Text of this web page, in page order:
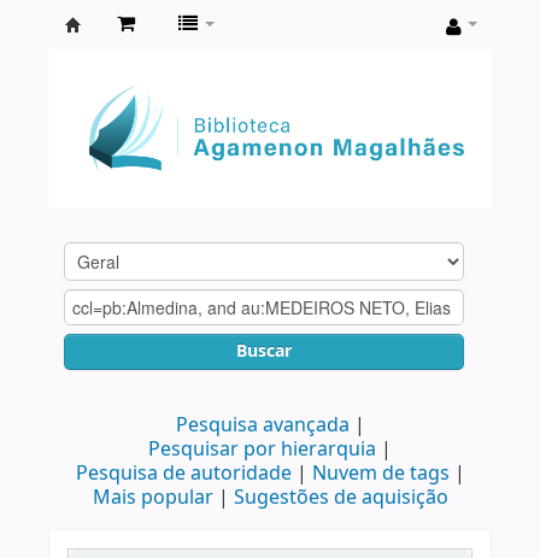
Agamenon
Magalhães
Buscar
Pesquisa avançada
Pesquisar por hierarquia
Pesquisa de autoridade
Nuvem de tags
Mais popular
Sugestões de aquisição